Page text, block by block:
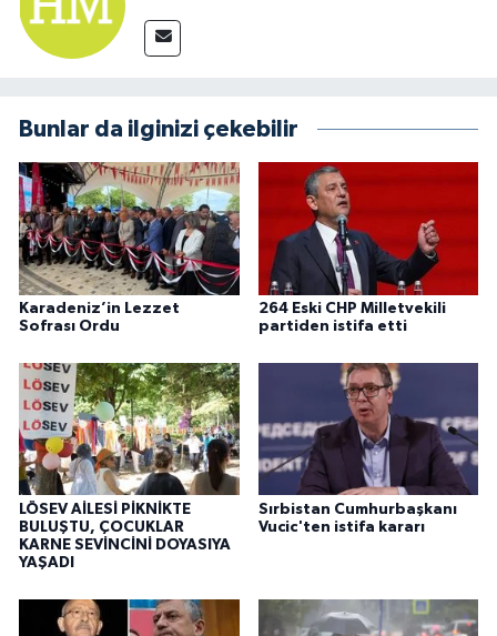
Bunlar da ilginizi çekebilir
Karadeniz’in Lezzet
Sofrası Ordu
264 Eski CHP Milletvekili
partiden istifa etti
LÖSEV AİLESİ PİKNİKTE
BULUŞTU, ÇOCUKLAR
KARNE SEVİNCİNİ DOYASIYA
YAŞADI
Sırbistan Cumhurbaşkanı
Vucic'ten istifa kararı